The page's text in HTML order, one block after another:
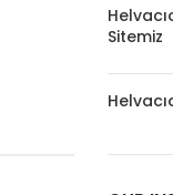
Sitemiz